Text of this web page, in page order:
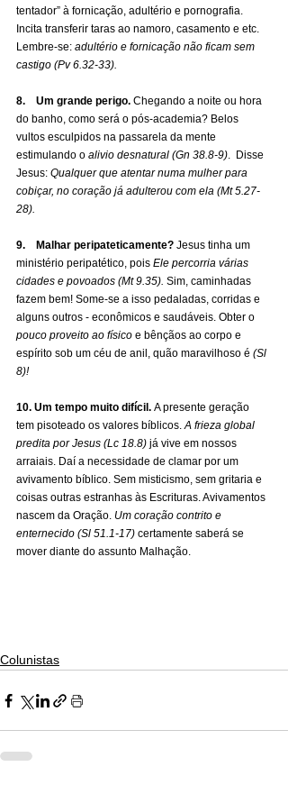
tentador” à fornicação, adultério e pornografia.
Incita transferir taras ao namoro, casamento e etc.
Lembre-se: adultério e fornicação não ficam sem
castigo (Pv 6.32-33).
8.    Um grande perigo. Chegando a noite ou hora
do banho, como será o pós-academia? Belos
vultos esculpidos na passarela da mente
estimulando o alivio desnatural (Gn 38.8-9). Disse
Jesus: Qualquer que atentar numa mulher para
cobiçar, no coração já adulterou com ela (Mt 5.27-
28).
9.    Malhar peripateticamente? Jesus tinha um
ministério peripatético, pois Ele percorria várias
cidades e povoados (Mt 9.35). Sim, caminhadas
fazem bem! Some-se a isso pedaladas, corridas e
alguns outros - econômicos e saudáveis. Obter o
pouco proveito ao físico e bênçãos ao corpo e
espírito sob um céu de anil, quão maravilhoso é (Sl
8)!
10. Um tempo muito difícil. A presente geração
tem pisoteado os valores bíblicos. A frieza global
predita por Jesus (Lc 18.8) já vive em nossos
arraiais. Daí a necessidade de clamar por um
avivamento bíblico. Sem misticismo, sem gritaria e
coisas outras estranhas às Escrituras. Avivamentos
nascem da Oração. Um coração contrito e
enternecido (Sl 51.1-17) certamente saberá se
mover diante do assunto Malhação.
Colunistas